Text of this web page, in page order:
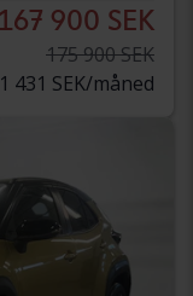
167 900 SEK
175 900 SEK
1 431 SEK/måned